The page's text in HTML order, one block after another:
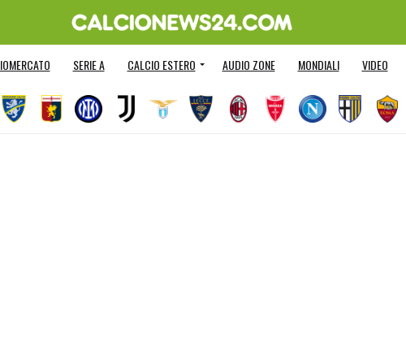
SERIE A CALCIO ESTERO AUDIO ZONE MONDIALI VIDEO